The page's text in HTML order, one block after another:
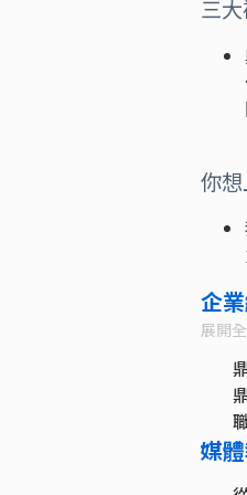
三
你
企
展開
媒